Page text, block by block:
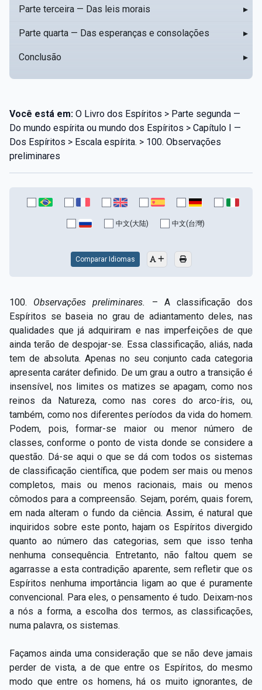
Parte terceira — Das leis morais ▸
Parte quarta — Das esperanças e consolações ▸
Conclusão ▸
Você está em: O Livro dos Espíritos > Parte segunda —
Do mundo espírita ou mundo dos Espíritos > Capítulo I —
Dos Espíritos > Escala espírita. > 100. Observações
preliminares
中文(大陆) 中文(台灣)
Comparar Idiomas
100. Observações preliminares.
– A classificação dos
Espíritos se baseia no grau de adiantamento deles, nas
qualidades que já adquiriram e nas imperfeições de que
ainda terão de despojar-se. Essa classificação, aliás, nada
tem de absoluta. Apenas no seu conjunto cada categoria
apresenta caráter definido. De um grau a outro a transição é
insensível, nos limites os matizes se apagam, como nos
reinos da Natureza, como nas cores do arco-íris, ou,
também, como nos diferentes períodos da vida do homem.
Podem, pois, formar-se maior ou menor número de
classes, conforme o ponto de vista donde se considere a
questão. Dá-se aqui o que se dá com todos os sistemas
de classificação científica, que podem ser mais ou menos
completos, mais ou menos racionais, mais ou menos
cômodos para a compreensão. Sejam, porém, quais forem,
em nada alteram o fundo da ciência. Assim, é natural que
inquiridos sobre este ponto, hajam os Espíritos divergido
quanto ao número das categorias, sem que isso tenha
nenhuma consequência. Entretanto, não faltou quem se
agarrasse a esta contradição aparente, sem refletir que os
Espíritos nenhuma importância ligam ao que é puramente
convencional. Para eles, o pensamento é tudo. Deixam-nos
a nós a forma, a escolha dos termos, as classificações,
numa palavra, os sistemas.
Façamos ainda uma consideração que se não deve jamais
perder de vista, a de que entre os Espíritos, do mesmo
modo que entre os homens, há os muito ignorantes, de